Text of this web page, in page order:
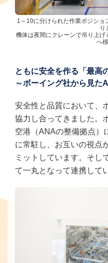
1～10に分けられた作業ポジショ
り
機体は夜間にクレーンで吊り上
へ
ともに安全を作る「最高
～ボーイング社から見た
安全性と品質において、
協力し合ってきました。
空港（ANAの整備拠点）
に常駐し、お互いの視点
ミットしています。そし
て一丸となって連携して